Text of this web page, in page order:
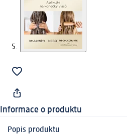
Informace o produktu
Popis produktu